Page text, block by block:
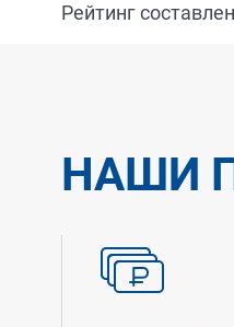
Рейтинг
НАШИ